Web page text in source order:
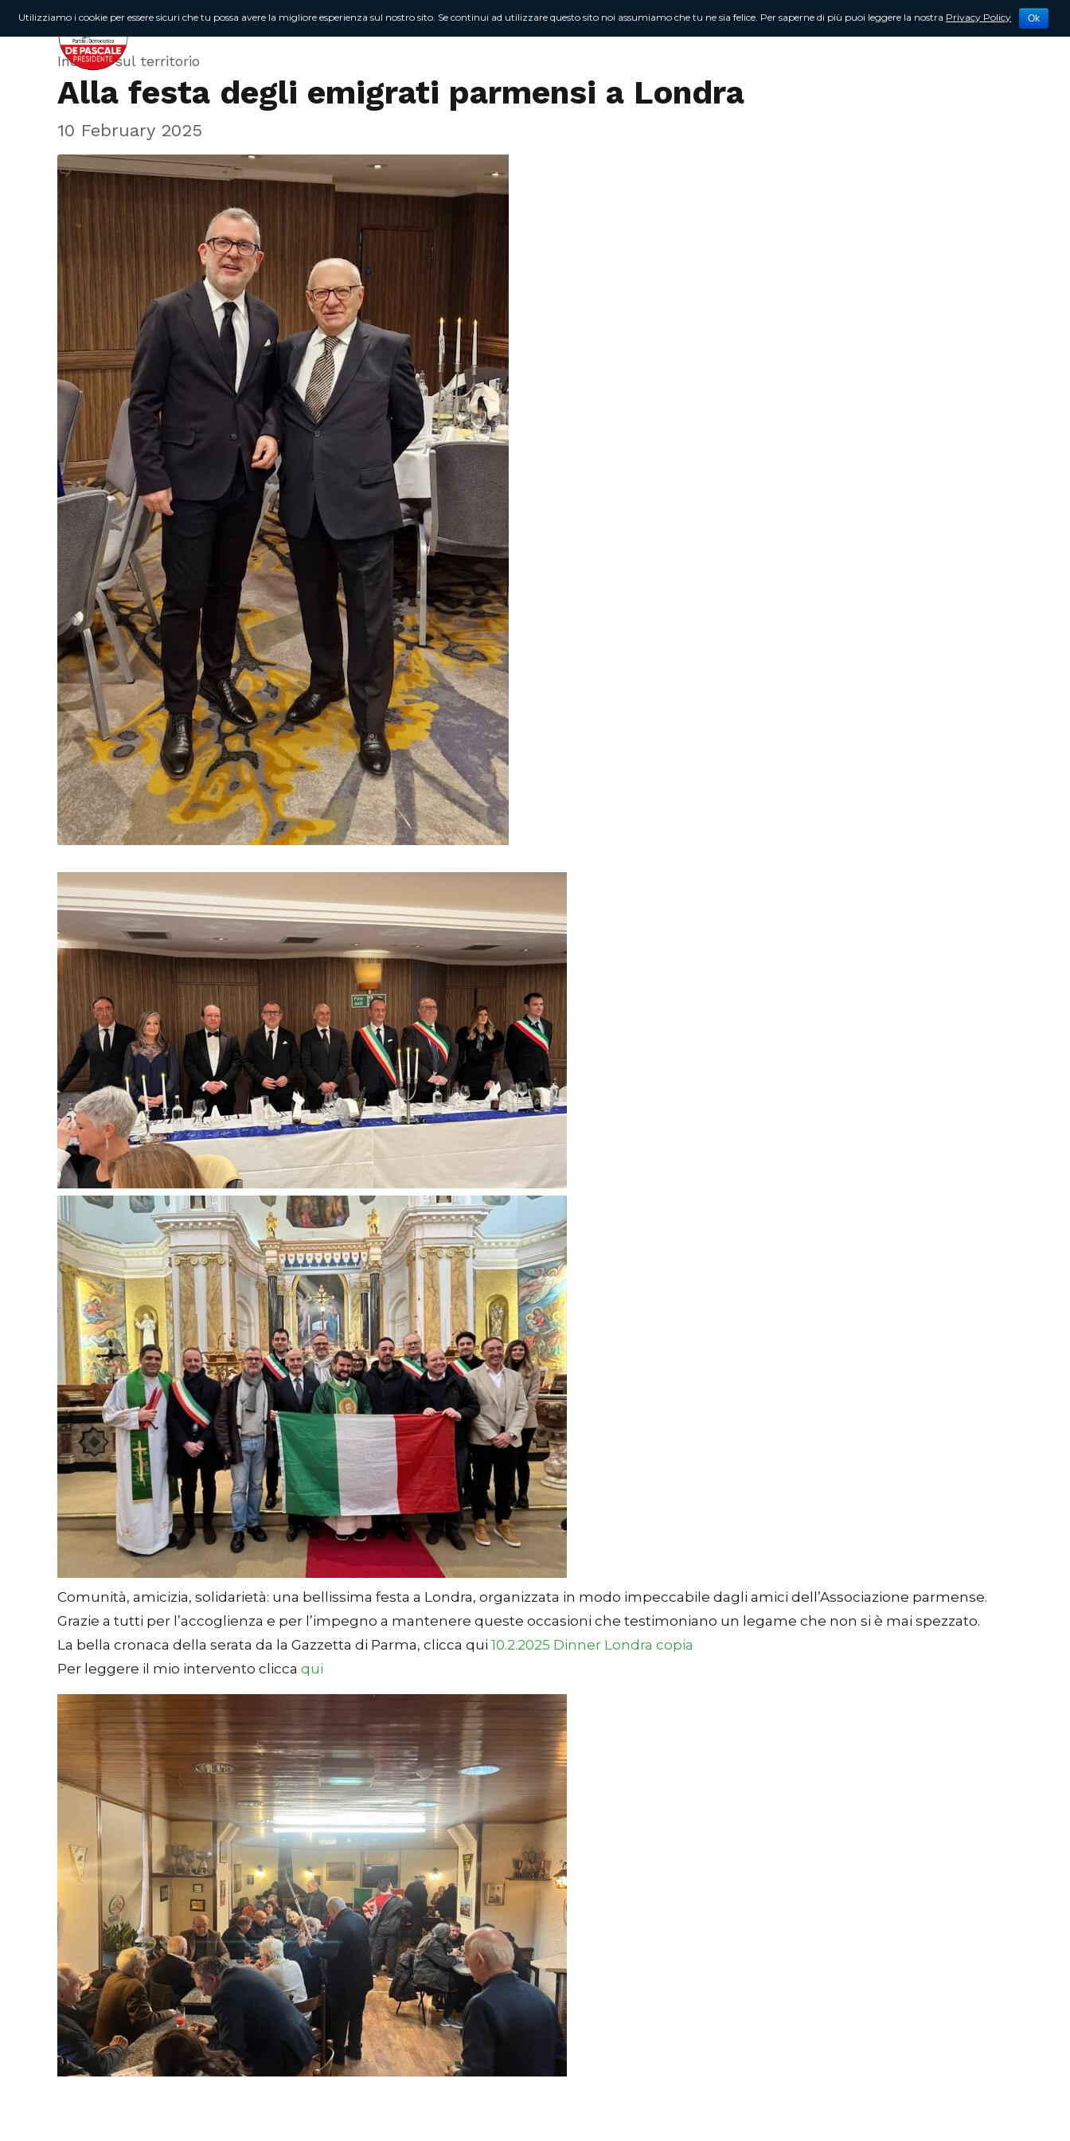
Chi sono Attività Newsletter Contattami
Incontri sul territorio
Alla festa degli emigrati parmensi a Londra
10 February 2025
Comunità, amicizia, solidarietà: una bellissima festa a Londra, organizzata in modo impeccabile dagli amici dell’Associazione parmense.
Grazie a tutti per l’accoglienza e per l’impegno a mantenere queste occasioni che testimoniano un legame che non si è mai spezzato.
La bella cronaca della serata da la Gazzetta di Parma, clicca qui 10.2.2025 Dinner Londra copia
Per leggere il mio intervento clicca qui
Utilizziamo i cookie per essere sicuri che tu possa avere la migliore esperienza sul nostro sito. Se continui ad utilizzare questo sito noi assumiamo che tu ne sia felice. Per saperne di più puoi leggere la nostra Privacy Policy Ok